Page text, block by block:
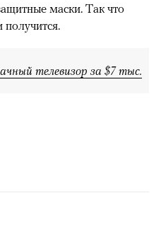
маски. Так что
получится.
телевизор за $7 тыс.